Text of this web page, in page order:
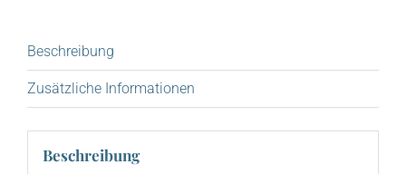
Beschreibung
Zusätzliche Informationen
Beschreibung